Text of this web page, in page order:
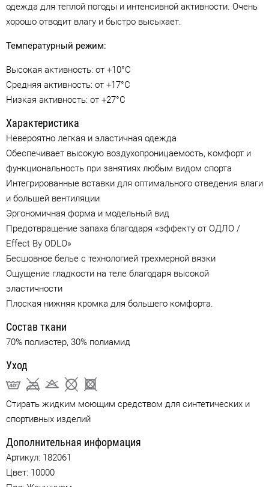
одежда для теплой погоды и интенсивной активности. Очень
хорошо отводит влагу и быстро высыхает.
Температурный режим:
Высокая активность: от +10°C
Средняя активность: от +17°C
Низкая активность: от +27°C
Характеристика
Невероятно легкая и эластичная одежда
Обеспечивает высокую воздухопроницаемость, комфорт и
функциональность при занятиях любым видом спорта
Интегрированные вставки для оптимального отведения влаги
и большей вентиляции
Эргономичная форма и модельный вид
Предотвращение запаха благодаря «эффекту от ОДЛО /
Effect By ODLO»
Бесшовное белье с технологией трехмерной вязки
Ощущение гладкости на теле благодаря высокой
эластичности
Плоская нижняя кромка для большего комфорта.
Состав ткани
70% полиэстер, 30% полиамид
Уход
Стирать жидким моющим средством для синтетических и
спортивных изделий
Дополнительная информация
Артикул: 182061
Цвет: 10000